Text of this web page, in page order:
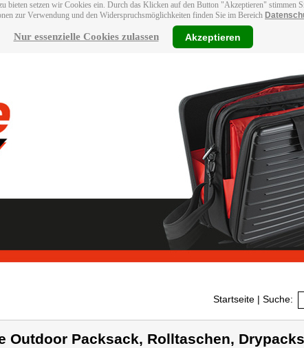
bieten setzen wir Cookies ein. Durch das Klicken auf den Button "Akzeptieren" stimmen
zur Verwendung und den Widerspruchsmöglichkeiten finden Sie im Bereich
Nur essenzielle Cookies zulassen Akzeptieren
Startseite | Suche:
Outdoor Packsack, Rolltaschen,